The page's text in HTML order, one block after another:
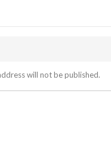
will not be published.